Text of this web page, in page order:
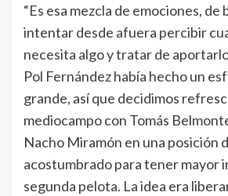
“Es esa mezcla de emociones, de
intentar desde afuera percibir
necesita algo y tratar de
Pol Fernández había hecho un
grande, así que decidimos
mediocampo con Tomás
Nacho Miramón en una posición
acostumbrado para tener mayor
segunda pelota. La idea era